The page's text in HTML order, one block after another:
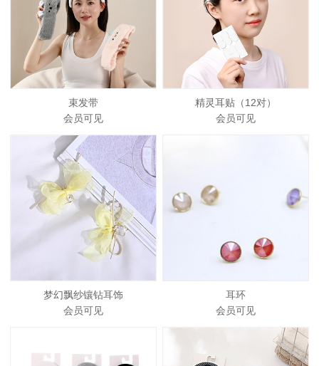
束发带
会员可见
精灵耳贴（12对）
会员可见
梦幻飘纱镶钻耳饰
会员可见
耳环
会员可见